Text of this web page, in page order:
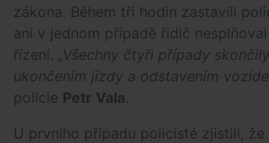
zákona. Během tří hodin zastavili
ani v jednom případě řidič
řízení.
„Všechny čtyři případy
ukončením jízdy a odstavením
policie Petr Vala.
U prvního případu policisté zjistili, že